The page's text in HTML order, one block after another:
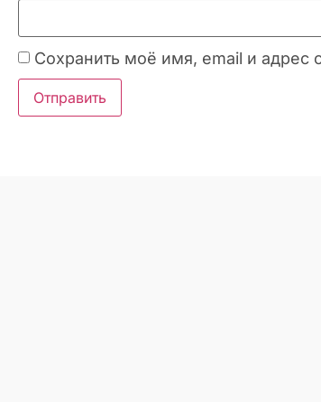
Сохранить моё имя, email и адрес